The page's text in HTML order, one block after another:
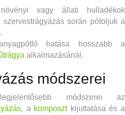
vagy állati hulladékok
során pótoljuk a
hatása hosszabb a
alkalmazásánál.
módszerei
módszerei az
, a komposzt kijuttatása és a